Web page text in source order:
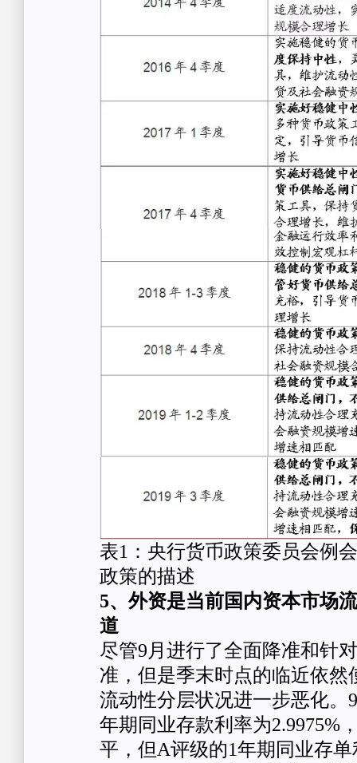
表1：央行货币政策委员会例
政策的描述
5、外资是当前国内资本市场
道
尽管9月进行了全面降准和针
准，但是季末时点的临近依然
流动性分层状况进一步恶化。
年期同业存款利率为2.9975%
平，但A评级的1年期同业存